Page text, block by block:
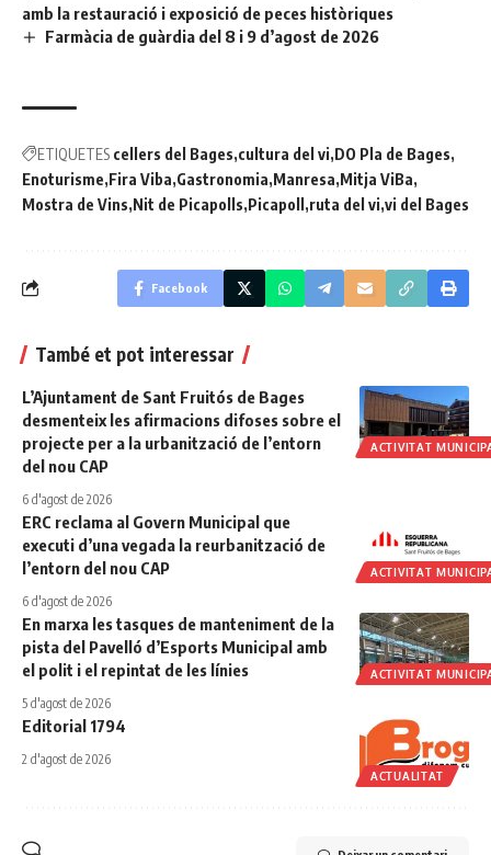
amb la restauració i exposició de peces històriques
Farmàcia de guàrdia del 8 i 9 d’agost de 2026
ETIQUETES cellers del Bages cultura del vi DO Pla de Bages
Enoturisme Fira Viba Gastronomia Manresa Mitja ViBa
Mostra de Vins Nit de Picapolls Picapoll ruta del vi vi del Bages
Facebook
També et pot interessar
ACTIVITAT
L’Ajuntament de Sant Fruitós de Bages
desmenteix les afirmacions difoses sobre el
projecte per a la urbanització de l’entorn
del nou CAP
6 d'agost de 2026
ACTIVITAT
ERC reclama al Govern Municipal que
executi d’una vegada la reurbanització de
l’entorn del nou CAP
6 d'agost de 2026
ACTIVITAT
En marxa les tasques de manteniment de la
pista del Pavelló d’Esports Municipal amb
el polit i el repintat de les línies
5 d'agost de 2026
ACTUALITAT
Editorial 1794
2 d'agost de 2026